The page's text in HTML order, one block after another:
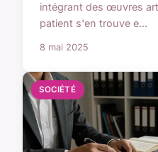
intégrant des œuvres
patient s'en trouve e...
8 mai 2025
SOCIÉTÉ